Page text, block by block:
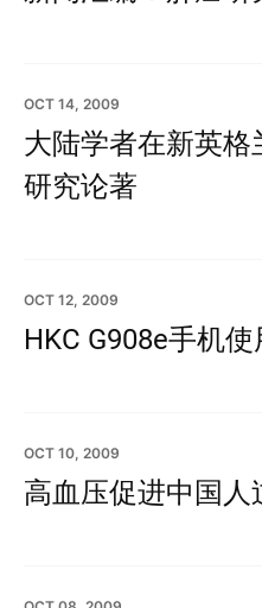
OCT 14, 2009
大陆学者在新英
研究论著
OCT 12, 2009
HKC G908e手机
OCT 10, 2009
高血压促进中国人